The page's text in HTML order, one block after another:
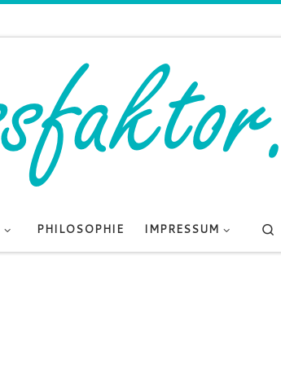
PHILOSOPHIE IMPRESSUM